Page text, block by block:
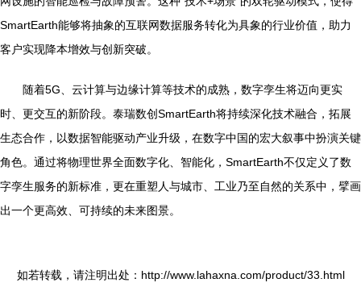
SmartEarth能够将抽象的互联网数据服务转化为具象的行业价值，助力
客户实现降本增效与创新突破。
随着5G、云计算与边缘计算等技术的成熟，数字孪生将迈向更实
时、更交互的新阶段。泰瑞数创SmartEarth将持续深化技术融合，拓展
生态合作，以数据智能驱动产业升级，在数字中国的宏大叙事中扮演关键
角色。通过将物理世界全面数字化、智能化，SmartEarth不仅定义了数
字孪生服务的新标准，更在重塑人与城市、工业乃至自然的关系中，擘画
出一个更高效、可持续的未来图景。
如若转载，请注明出处：http://www.lahaxna.com/product/33.html